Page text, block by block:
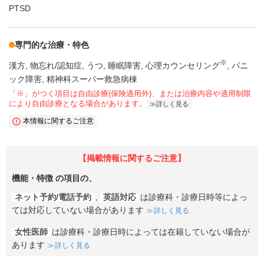
PTSD
専門的な治療・特色
漢方 物忘れ/認知症 うつ 睡眠障害 心理カウンセリング※
パニ
ック障害 精神科スーパー救急病棟
「※」がつく項目は自由診療(保険適用外)、または治療内容や適用制限
により自由診療となる場合があります。
詳しく見る
本情報に関するご注意
【掲載情報に関するご注意】
機能・特徴 の項目の、
ネット予約/電話予約 英語対応 は診療科・診療日時等によっ
ては対応していない場合があります
詳しく見る
女性医師 は診療科・診療日時によっては在籍していない場合が
あります
詳しく見る